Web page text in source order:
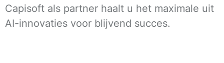
Capisoft als partner haalt u het maximale uit
AI-innovaties voor blijvend succes.